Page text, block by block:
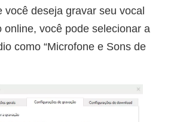
você deseja gravar seu vocal
online, você pode selecionar a
como “Microfone e Sons de